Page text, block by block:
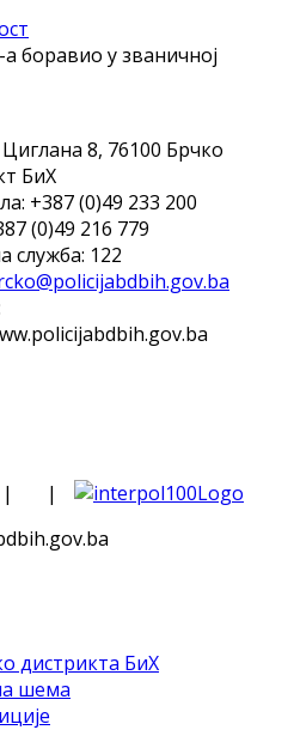
боравио у званичној
8, 76100 Брчко
БиХ
+387 (0)49 233 200
(0)49 216 779
служба: 122
|
|
дистрикта БиХ
шема